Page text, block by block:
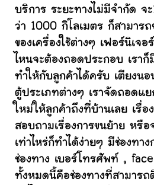
บริการ ระยะทางไม่มีจำกัด จ
ว่า 1000 กิโลเมตร ก็สามารถ
ของเครื่องใช้ต่างๆ เฟอร์นิเจ
ไหนจะต้องถอดประกอบ เรา
ทำให้กับลูกค้าได้ครับ เตียงนอ
ตู้ประเภทต่างๆ เราจัดถอดแ
ใหม่ให้ลูกค้าถึงที่บ้านเลย เรื่
สอบถามเรื่องการขนย้าย หรือ
เท่าไหร่ก็ทำได้ง่ายๆ มีช่องทา
ช่องทาง เบอร์โทรศัพท์ ,
ทั้งหมดนี้คือช่องทางที่สามาร